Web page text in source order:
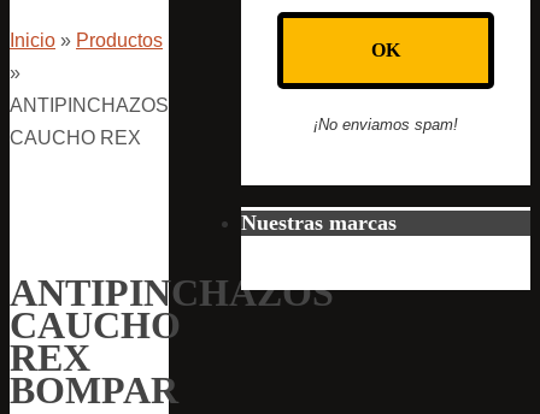
Inicio » Productos
»
ANTIPINCHAZOS
CAUCHO REX
ANTIPINCHAZOS
CAUCHO
REX
BOMPAR
¡No enviamos spam!
Nuestras marcas